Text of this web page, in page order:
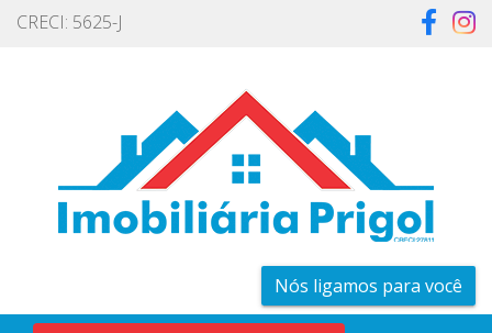
CRECI: 5625-J
Nós ligamos para você